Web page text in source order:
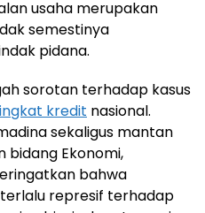
usaha merupakan
semestinya
pidana.
sorotan terhadap kasus
kredit nasional.
sekaligus mantan
bidang Ekonomi,
bahwa
represif terhadap